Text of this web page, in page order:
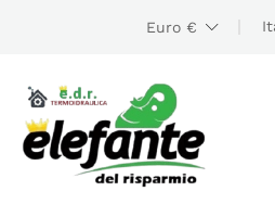
Euro €